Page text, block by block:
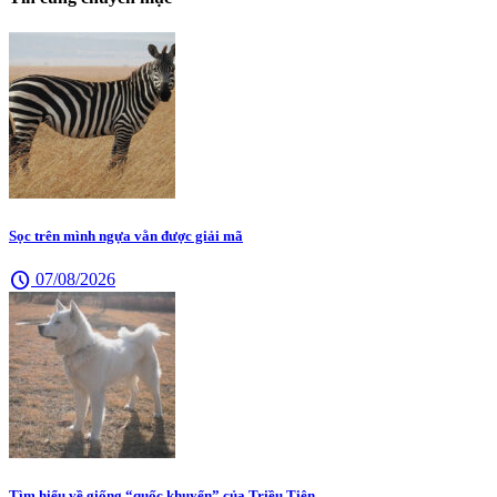
Sọc trên mình ngựa vằn được giải mã
schedule 07/08/2026